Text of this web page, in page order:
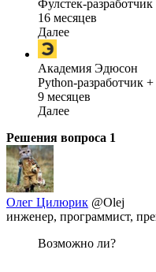
Фулстек-разработчик
16 месяцев
Далее
Академия Эдюсон
Python-разработчик
9 месяцев
Далее
Решения вопроса 1
Олег Цилюрик @Olej
инженер, программист,
Возможно ли?